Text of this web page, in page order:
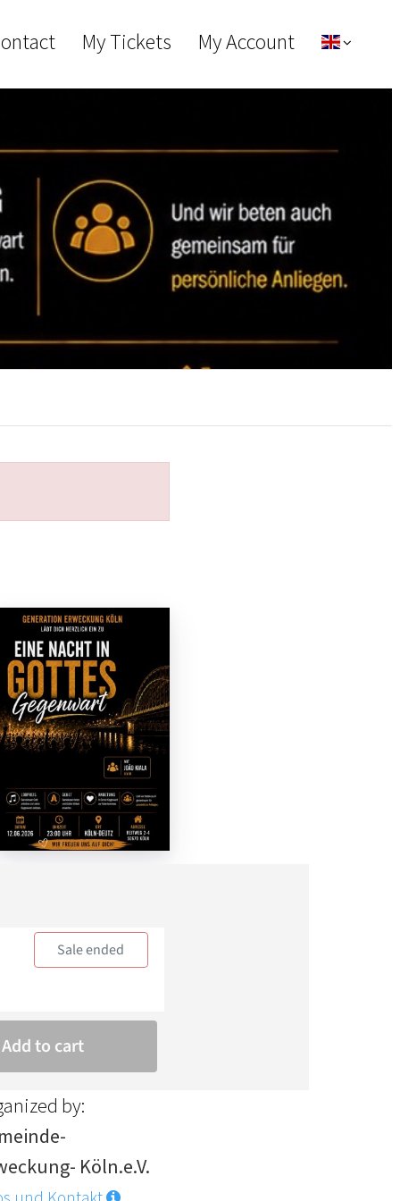
My Tickets My Account
by:
Köln.e.V.